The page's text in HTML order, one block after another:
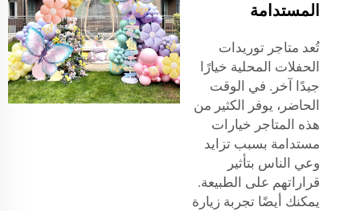
المستدامة
تُعد متاجر توريدات
الحفلات المحلية خيارًا
جيدًا آخر. في الوقت
الحاضر، يوفر الكثير من
هذه المتاجر خيارات
مستدامة بسبب تزايد
وعي الناس بتأثير
قراراتهم على الطبيعة.
يمكنك أيضًا تجربة زيارة